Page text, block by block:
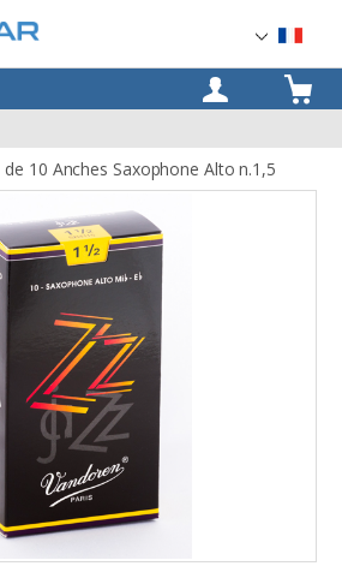
OK
10 Anches Saxophone Alto n.1,5